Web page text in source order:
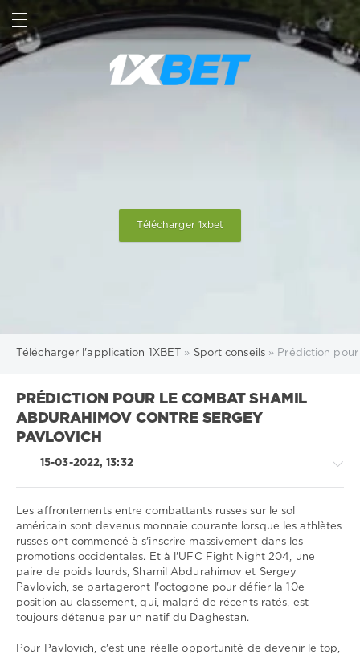
RECHERCHE
Télécharger 1xbet
Télécharger l'application 1XBET » Sport conseils » Prédiction
PRÉDICTION POUR LE COMBAT SHAMIL
ABDURAHIMOV CONTRE SERGEY
PAVLOVICH
15-03-2022, 13:32
Sport
conseils
Prédictions
1xbet
Les affrontements entre combattants russes sur le sol
américain sont devenus monnaie courante lorsque les athlètes
russes ont commencé à s'inscrire massivement dans les
promotions occidentales. Et à l'UFC Fight Night 204, une
paire de poids lourds, Shamil Abdurahimov et Sergey
Pavlovich, se partageront l'octogone pour défier la 10e
position au classement, qui, malgré de récents ratés, est
toujours détenue par un natif du Daghestan.
Pour Pavlovich, c'est une réelle opportunité de devenir le top,